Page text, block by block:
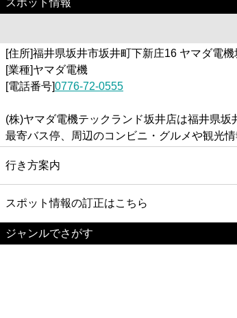
[住所]福井県坂井市坂井町下新庄16 ヤマダ電機
[業種]ヤマダ電機
[電話番号]0776-72-0555
(株)ヤマダ電機テックランド坂井店は福井県
最寄バス停、周辺のコンビニ・グルメや観光
行き方案内
スポット情報の訂正はこちら
ジャンルでさがす